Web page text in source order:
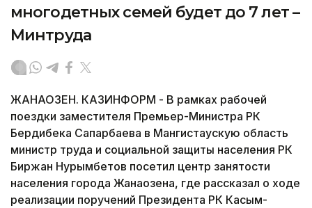
многодетных семей будет до 7 лет –
Минтруда
ЖАНАОЗЕН. КАЗИНФОРМ - В рамках рабочей
поездки заместителя Премьер-Министра РК
Бердибека Сапарбаева в Мангистаускую область
министр труда и социальной защиты населения РК
Биржан Нурымбетов посетил центр занятости
населения города Жанаозена, где рассказал о ходе
реализации поручений Президента РК Касым-